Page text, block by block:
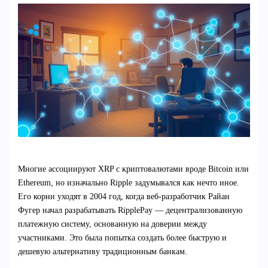
Многие ассоциируют XRP с криптовалютами вроде Bitcoin или
Ethereum, но изначально Ripple задумывался как нечто иное.
Его корни уходят в 2004 год, когда веб-разработчик Райан
Фугер начал разрабатывать RipplePay — децентрализованную
платежную систему, основанную на доверии между
участниками. Это была попытка создать более быструю и
дешевую альтернативу традиционным банкам.